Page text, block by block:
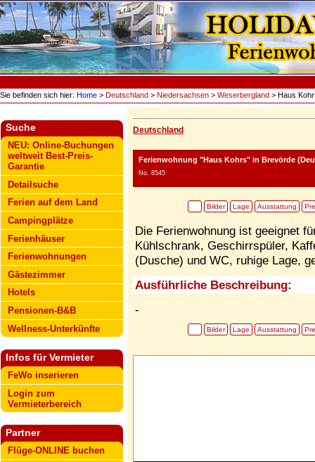
Sie befinden sich hier: Home > Deutschland > Niedersachsen > Weserbergland > Haus
Suche
NEU: Online-Buchungen
weltweit Best-Preis-
Garantie
Detailsuche
Ferien auf dem Land
Campingplätze
Ferienhäuser
Ferienwohnungen
Gästezimmer
Hotels
Pensionen-B&B
Wellness-Unterkünfte
Infos für Vermieter
FeWo inserieren
Login zum
Vermieterbereich
Partner
Flüge-ONLINE buchen
Deutschland
Ferienwohnung "Haus Kohrs" in Brevörde
No. 8545
Bilder Lage Ausstattung
Die Ferienwohnung ist geeignet
Kühlschrank, Geschirrspüler,
(Dusche) und WC, ruhige Lage,
Ausführliche Beschreibung:
-
Bilder Lage Ausstattung